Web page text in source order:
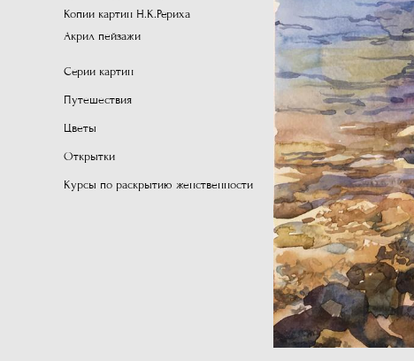
Копии картин Н.К.Рериха
Акрил пейзажи
Серии картин
Путешествия
Цветы
Открытки
Курсы по раскрытию женственности